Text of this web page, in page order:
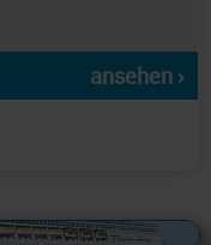
ansehen ›